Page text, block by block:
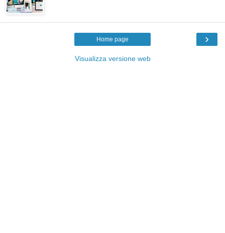
›
Home page
Visualizza versione web